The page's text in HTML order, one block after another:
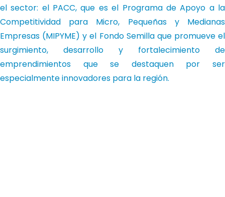
el sector: el PACC, que es el Programa de Apoyo a la
Competitividad para Micro, Pequeñas y Medianas
Empresas (MIPYME) y el Fondo Semilla que promueve el
surgimiento, desarrollo y fortalecimiento de
emprendimientos que se destaquen por ser
especialmente innovadores para la región.